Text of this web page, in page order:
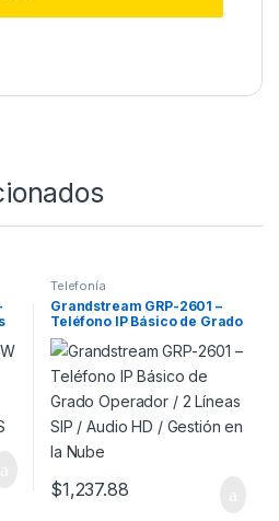
Telefonía
Grandstream GRP-2601 –
Teléfono IP Básico de Grado
Operador / 2 Líneas SIP /
Audio HD / Gestión en la
Nube
$1,237.88